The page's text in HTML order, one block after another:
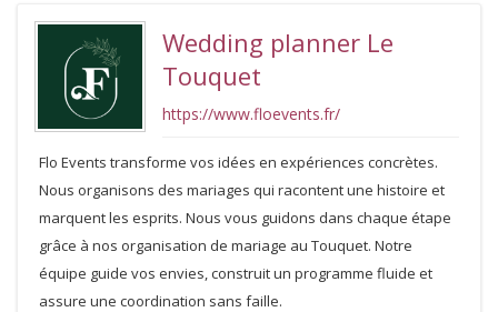
Wedding planner Le
Touquet
https://www.floevents.fr/
Flo Events transforme vos idées en expériences concrètes.
Nous organisons des mariages qui racontent une histoire et
marquent les esprits. Nous vous guidons dans chaque étape
grâce à nos organisation de mariage au Touquet. Notre
équipe guide vos envies, construit un programme fluide et
assure une coordination sans faille.